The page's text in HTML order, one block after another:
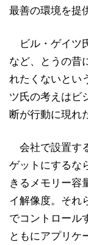
最善の環境を提
ビル・ゲイツ
など、とうの昔
れたくないとい
ツ氏の考えはビ
断が行動に現れ
会社で設置す
ゲットにするな
きるメモリー容
イ解像度。それ
でコントロール
ともにアプリケ